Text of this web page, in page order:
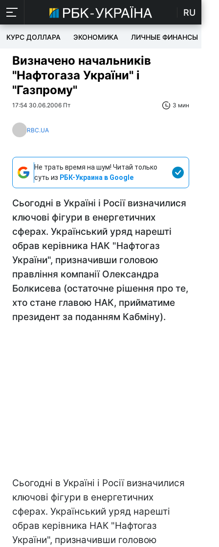
RU
КУРС ДОЛЛАРА ЭКОНОМИКА ЛИЧНЫЕ ФИНАНСЫ
Визначено начальників
"Нафтогаза України" і
"Газпрому"
17:54 30.06.2006 Пт 3 мин
RBC.UA
Не трать время на шум! Читай только
суть из РБК-Украина в Google
Сьогодні в Україні і Росії визначилися
ключові фігури в енергетичних
сферах. Український уряд нарешті
обрав керівника НАК "Нафтогаз
України", призначивши головою
правління компанії Олександра
Болкисева (остаточне рішення про те,
хто стане главою НАК, прийматиме
президент за поданням Кабміну).
Сьогодні в Україні і Росії визначилися
ключові фігури в енергетичних
сферах. Український уряд нарешті
обрав керівника НАК "Нафтогаз
України", призначивши головою